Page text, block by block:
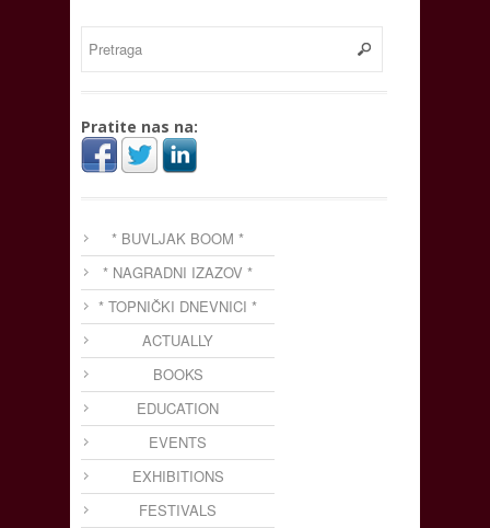
Pratite nas na:
* BUVLJAK BOOM *
* NAGRADNI IZAZOV *
* TOPNIČKI DNEVNICI *
ACTUALLY
BOOKS
EDUCATION
EVENTS
EXHIBITIONS
FESTIVALS